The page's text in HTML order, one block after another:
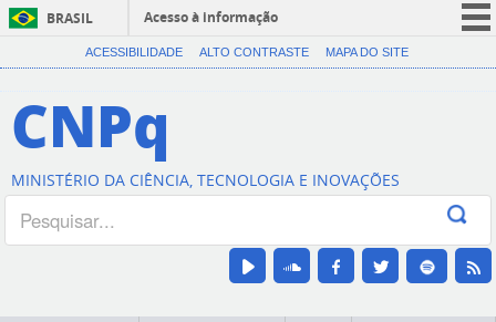
BRASIL
Acesso à informação
CORONAVÍRUS (COVID-19)
Canais
ACESSIBILIDADE ALTO CONTRASTE MAPA DO SITE
CNPq
MINISTÉRIO DA CIÊNCIA, TECNOLOGIA E INOVAÇÕES